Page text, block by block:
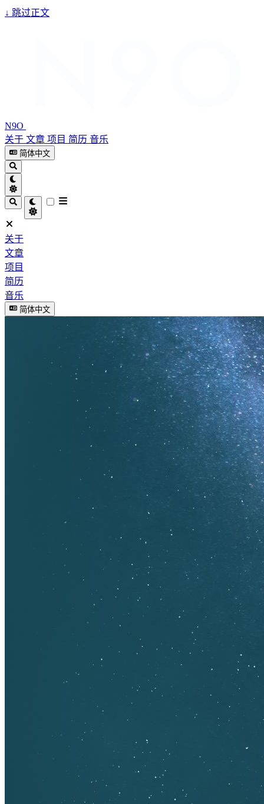
↓ 跳过正文
N9O
关于 文章 项目 简历 音乐
简体中文
关于
文章
项目
简历
音乐
简体中文